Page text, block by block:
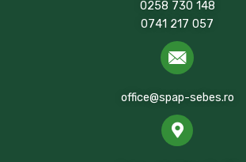
0258 730 148
0741 217 057
office@spap-sebes.ro